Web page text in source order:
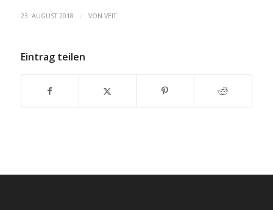
23. AUGUST 2018 / VON VEIT
Eintrag teilen